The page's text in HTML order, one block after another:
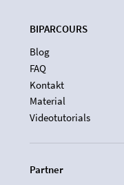
BIPARCOURS
Blog
FAQ
Kontakt
Material
Videotutorials
Partner